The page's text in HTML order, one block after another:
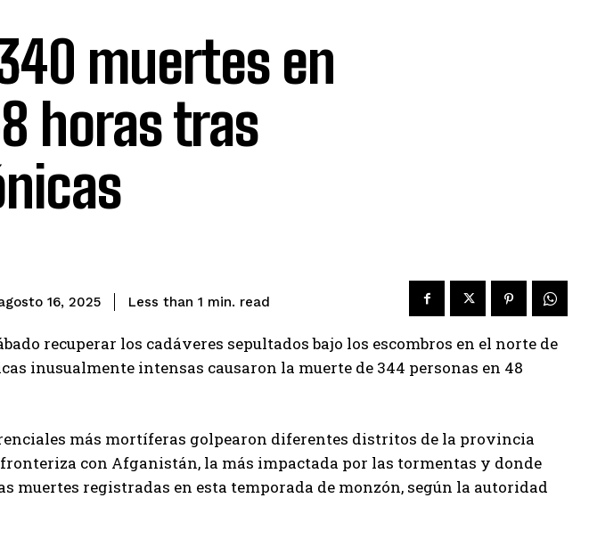
muertes en
horas tras
16, 2025 Less than 1 min. read
recuperar los cadáveres sepultados bajo los escombros en el norte de
inusualmente intensas causaron la muerte de 344 personas en 48
más mortíferas golpearon diferentes distritos de la provincia
con Afganistán, la más impactada por las tormentas y donde
muertes registradas en esta temporada de monzón, según la autoridad